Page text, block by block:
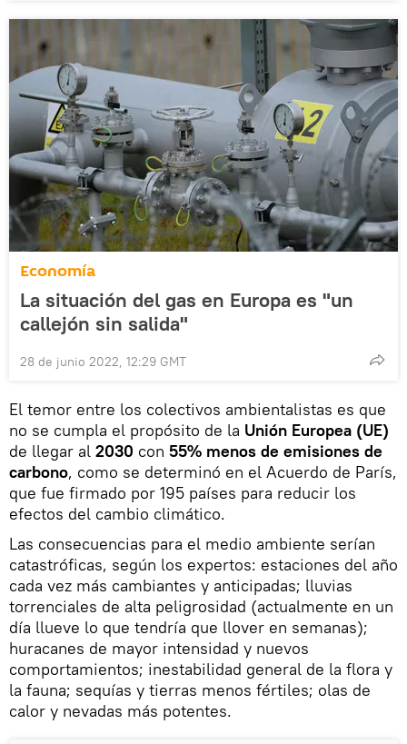
Economía
La situación del gas en Europa es "un
callejón sin salida"
28 de junio 2022, 12:29 GMT
El temor entre los colectivos ambientalistas es que
no se cumpla el propósito de la Unión Europea (UE)
de llegar al 2030 con 55% menos de emisiones de
carbono, como se determinó en el Acuerdo de París,
que fue firmado por 195 países para reducir los
efectos del cambio climático.
Las consecuencias para el medio ambiente serían
catastróficas, según los expertos: estaciones del año
cada vez más cambiantes y anticipadas; lluvias
torrenciales de alta peligrosidad (actualmente en un
día llueve lo que tendría que llover en semanas);
huracanes de mayor intensidad y nuevos
comportamientos; inestabilidad general de la flora y
la fauna; sequías y tierras menos fértiles; olas de
calor y nevadas más potentes.